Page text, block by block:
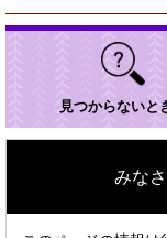
見つからないと
みな